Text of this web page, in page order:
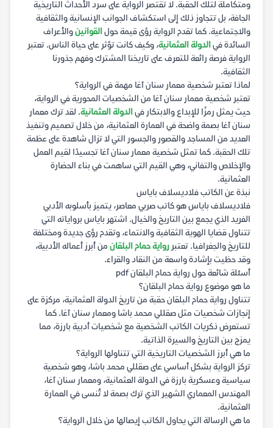
ومتكاملة لتلك الحقبة. لا تقتصر الرواية على سرد الأحداث التاريخية
الجافة، بل تتجاوز ذلك إلى استكشاف الجوانب الإنسانية والثقافية
والاجتماعية. كما تقدم الرواية رؤى قيمة حولالقوانينوالأعراف
السائدة فيالدولة العثمانية، وكيف كانت تؤثر على حياة الناس. تعتبر
الرواية فرصة رائعة للتعرف على تاريخنا المشترك وفهم جذورنا
الثقافية.
لماذا تعتبر شخصية معمار سنان آغا مهمة في الرواية؟
تعتبر شخصية معمار سنان آغا من الشخصيات المحورية في الرواية،
حيث يمثل رمزًا للإبداع والابتكار فيالدولة العثمانية. لقد ترك معمار
سنان آغا بصمة واضحة في العمارة العثمانية، من خلال تصميم وتنفيذ
العديد من المساجد والقصور والجسور التي لا تزال شاهدة على عظمة
تلك الحقبة. كما تمثل شخصية معمار سنان آغا تجسيدًا لقيم العمل
والإخلاص والتفاني، وهي القيم التي ساهمت في بناء الحضارة
العثمانية.
نبذة عن الكاتب فلاديسلاف باياس
فلاديسلاف باياس هو كاتب صربي معاصر، يتميز بأسلوبه الأدبي
الفريد الذي يجمع بين التاريخ والخيال. اشتهر باياس برواياته التي
تتناول قضايا الهوية الثقافية والانتماء، وتقدم رؤى جديدة ومختلفة
للتاريخ والجغرافيا. تعتبر رواية حمام البلقان من أبرز أعماله الأدبية،
وقد حظيت بإشادة واسعة من النقاد والقراء.
أسئلة شائعة حول رواية حمام البلقان pdf
ما هو موضوع رواية حمام البلقان؟
تتناول رواية حمام البلقان حقبة من تاريخ الدولة العثمانية، مركزة على
إنجازات شخصيات مثل صقللي محمد باشا ومعمار سنان آغا. كما
تستعرض ذكريات الكاتب الشخصية مع شخصيات أدبية بارزة، مما
يمزج بين التاريخ والسيرة الذاتية.
ما هي أبرز الشخصيات التاريخية التي تتناولها الرواية؟
تركز الرواية بشكل أساسي على صقللي محمد باشا، وهو شخصية
سياسية وعسكرية بارزة في الدولة العثمانية، ومعمار سنان آغا،
المهندس المعماري الشهير الذي ترك بصمة لا تُنسى في العمارة
العثمانية.
ما هي الرسالة التي يحاول الكاتب إيصالها من خلال الرواية؟